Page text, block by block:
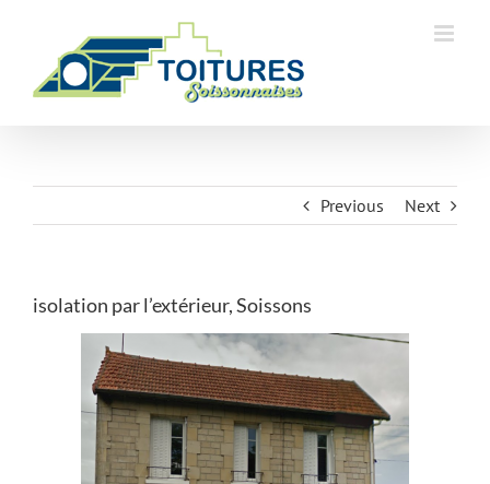
Previous Next
isolation par l’extérieur, Soissons